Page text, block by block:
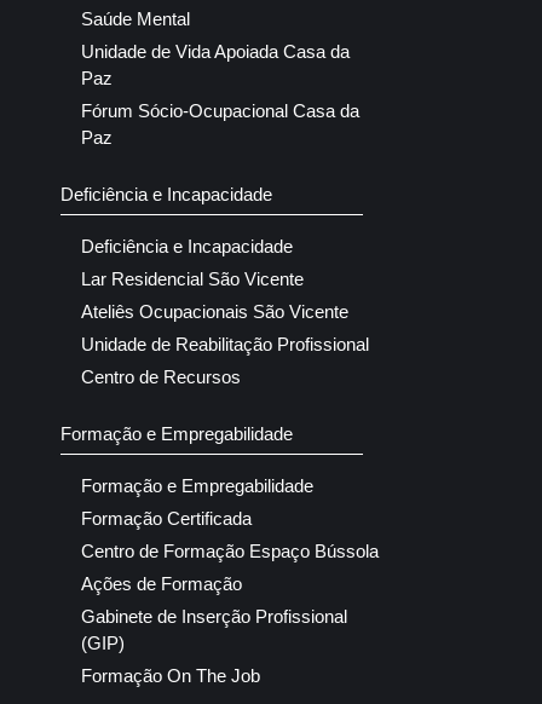
Saúde Mental
Unidade de Vida Apoiada Casa da
Paz
Fórum Sócio-Ocupacional Casa da
Paz
Deficiência e Incapacidade
Deficiência e Incapacidade
Lar Residencial São Vicente
Ateliês Ocupacionais São Vicente
Unidade de Reabilitação Profissional
Centro de Recursos
Formação e Empregabilidade
Formação e Empregabilidade
Formação Certificada
Centro de Formação Espaço Bússola
Ações de Formação
Gabinete de Inserção Profissional
(GIP)
Formação On The Job